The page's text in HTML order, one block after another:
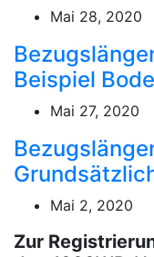
Mai 28, 2020
Beispiel
Mai 27, 2020
Mai 2, 2020
Zur